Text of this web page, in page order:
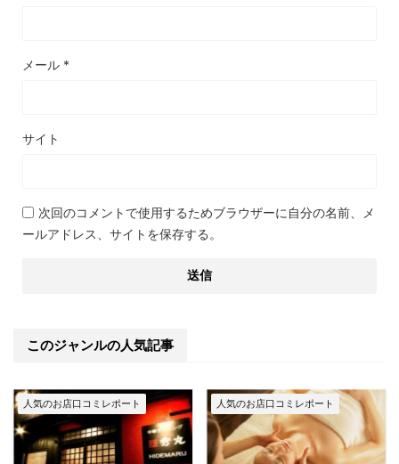
メール *
サイト
次回のコメントで使用するためブラウザーに自分の名前、メ
ールアドレス、サイトを保存する。
このジャンルの人気記事
人気のお店口コミレポート 人気のお店口コミレポート